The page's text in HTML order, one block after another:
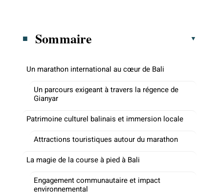
Sommaire
Un marathon international au cœur de Bali
Un parcours exigeant à travers la régence de
Gianyar
Patrimoine culturel balinais et immersion locale
Attractions touristiques autour du marathon
La magie de la course à pied à Bali
Engagement communautaire et impact
environnemental